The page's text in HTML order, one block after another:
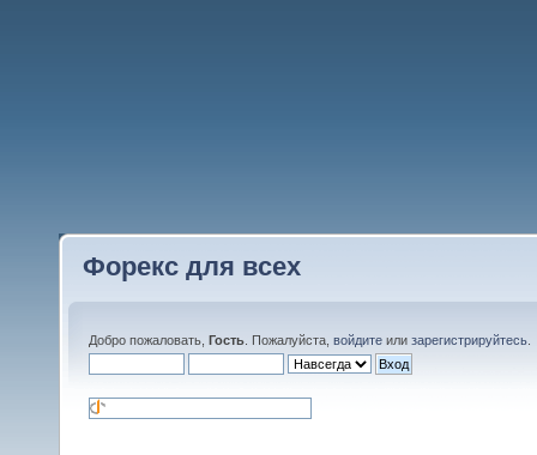
Форекс для всех
Добро пожаловать, Гость . Пожалуйста, войдите или зарегистрируйтесь